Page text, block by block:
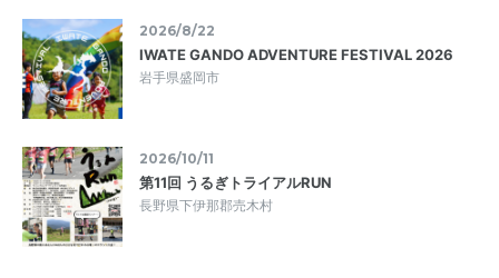
2026/8/22
IWATE GANDO ADVENTURE FESTIVAL 2026
岩手県盛岡市
2026/10/11
第11回 うるぎトライアルRUN
長野県下伊那郡売木村